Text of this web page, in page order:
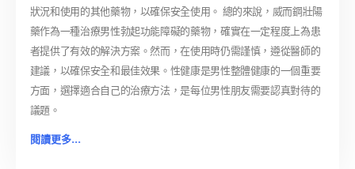
狀況和使用的其他藥物，以確保安全使用。 總的來說，威而鋼壯陽
藥作為一種治療男性勃起功能障礙的藥物，確實在一定程度上為患
者提供了有效的解決方案。然而，在使用時仍需謹慎，遵從醫師的
建議，以確保安全和最佳效果。性健康是男性整體健康的一個重要
方面，選擇適合自己的治療方法，是每位男性朋友需要認真對待的
議題。
閱讀更多...